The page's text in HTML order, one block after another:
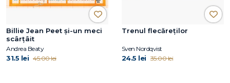
Billie Jean Peet și-un meci
scârțâit
Andrea Beaty
31.5 lei 45.00 lei
Trenul flecăreților
Sven Nordqvist
24.5 lei 35.00 lei